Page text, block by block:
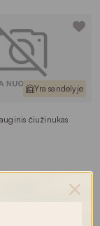
Yra sandėlyje
čiužinukas